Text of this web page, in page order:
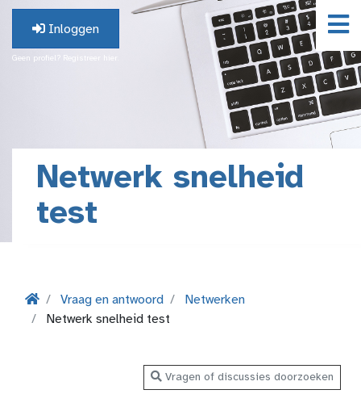
Inloggen
Geen profiel? Registreer hier.
Netwerk snelheid
test
Vraag en antwoord
Netwerken
Netwerk snelheid test
Vragen of discussies doorzoeken